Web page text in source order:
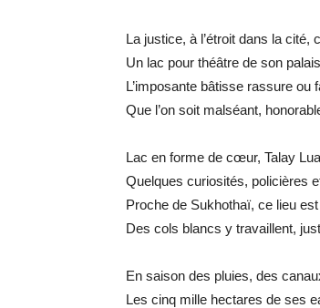
La justice, à l’étroit dans la cité,
Un lac pour théâtre de son
L’imposante bâtisse rassure ou
Que l’on soit malséant,
Lac en forme de cœur, Talay
Quelques curiosités, policières
Proche de Sukhothaï, ce lieu
Des cols blancs y travaillent,
En saison des pluies, des
Les cinq mille hectares de ses